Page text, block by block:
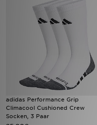
adidas Performance Grip
Climacool Cushioned Crew
Socken, 3 Paar